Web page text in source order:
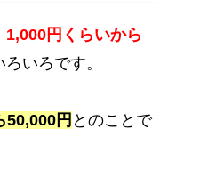
円くらいから
ろいろです。
50,000円 とのことで